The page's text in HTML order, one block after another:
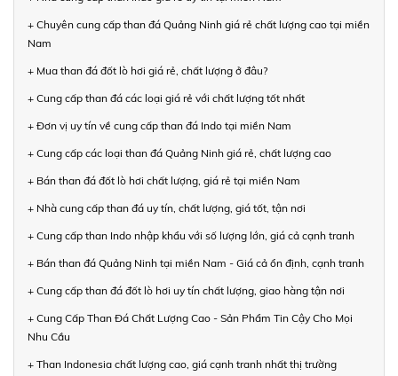
+ Chuyên cung cấp than đá Quảng Ninh giá rẻ chất lượng cao tại miền
Nam
+ Mua than đá đốt lò hơi giá rẻ, chất lượng ở đâu?
+ Cung cấp than đá các loại giá rẻ với chất lượng tốt nhất
+ Đơn vị uy tín về cung cấp than đá Indo tại miền Nam
+ Cung cấp các loại than đá Quảng Ninh giá rẻ, chất lượng cao
+ Bán than đá đốt lò hơi chất lượng, giá rẻ tại miền Nam
+ Nhà cung cấp than đá uy tín, chất lượng, giá tốt, tận nơi
+ Cung cấp than Indo nhập khẩu với số lượng lớn, giá cả cạnh tranh
+ Bán than đá Quảng Ninh tại miền Nam - Giá cả ổn định, cạnh tranh
+ Cung cấp than đá đốt lò hơi uy tín chất lượng, giao hàng tận nơi
+ Cung Cấp Than Đá Chất Lượng Cao - Sản Phẩm Tin Cậy Cho Mọi
Nhu Cầu
+ Than Indonesia chất lượng cao, giá cạnh tranh nhất thị trường